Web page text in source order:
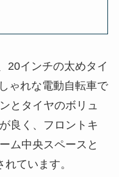
20インチの太めタイ
ゃれな電動自転車で
とタイヤのボリュ
良く、フロントキ
ム中央スペースと
ています。